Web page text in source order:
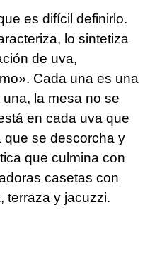
es difícil definirlo.
lo sintetiza
de uva,
Cada una es una
la mesa no se
en cada uva que
que se descorcha y
que culmina con
casetas con
terraza y jacuzzi.